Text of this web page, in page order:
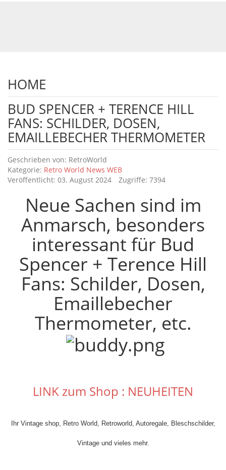
HOME
BUD SPENCER + TERENCE HILL
FANS: SCHILDER, DOSEN,
EMAILLEBECHER THERMOMETER
Details
Geschrieben von: RetroWorld
Kategorie: Retro World News WEB
Veröffentlicht: 03. August 2024
Zugriffe: 7394
Neue Sachen sind im
Anmarsch, besonders
interessant für Bud
Spencer + Terence Hill
Fans: Schilder, Dosen,
Emaillebecher
Thermometer, etc.
LINK zum Shop : NEUHEITEN
Ihr Vintage shop, Retro World, Retroworld, Autoregale, Bleschschilder,
Vintage und vieles mehr.